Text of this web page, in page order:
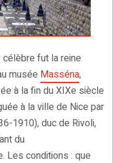
fut la reine
musée Masséna,
à la fin du XIXe siècle
à la ville de Nice par
1910), duc de Rivoli,
du
Les conditions : que